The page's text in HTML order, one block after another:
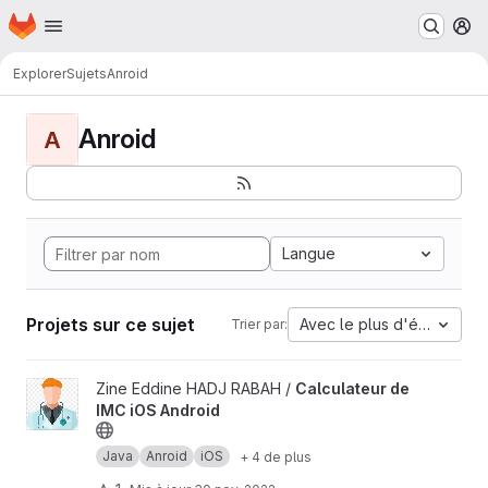
Passer au contenu principal
Page d'accueil
ExplorerSujetsAnroid
A Anroid
Langue
Projets sur ce sujet Trier par: Avec le plus d'étoiles
Afficher le projet Calculateur de IMC iOS Android
Zine Eddine HADJ RABAH / Calculateur de
IMC iOS Android
Java Anroid iOS + 4 de plus